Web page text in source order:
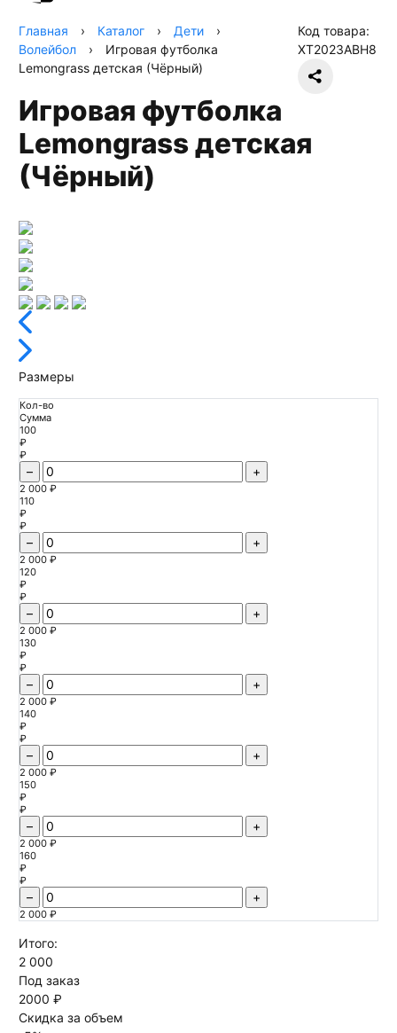
Главная › Каталог › Дети
›
Волейбол
›
Игровая футболка
Lemongrass детская (Чёрный)
Код товара:
XT2023ABH8
Игровая футболка
Lemongrass детская
(Чёрный)
Размеры
Кол-во
Сумма
100
₽
₽
– +
2 000 ₽
110
₽
₽
– +
2 000 ₽
120
₽
₽
– +
2 000 ₽
130
₽
₽
– +
2 000 ₽
140
₽
₽
– +
2 000 ₽
150
₽
₽
– +
2 000 ₽
160
₽
₽
– +
2 000 ₽
Итого:
2 000
Под заказ
2000 ₽
Скидка за объем